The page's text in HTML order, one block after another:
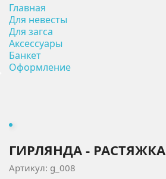
Главная
Для невесты
Для загса
Аксессуары
Банкет
Оформление
ГИРЛЯНДА - РАСТЯЖКА
Артикул: g_008